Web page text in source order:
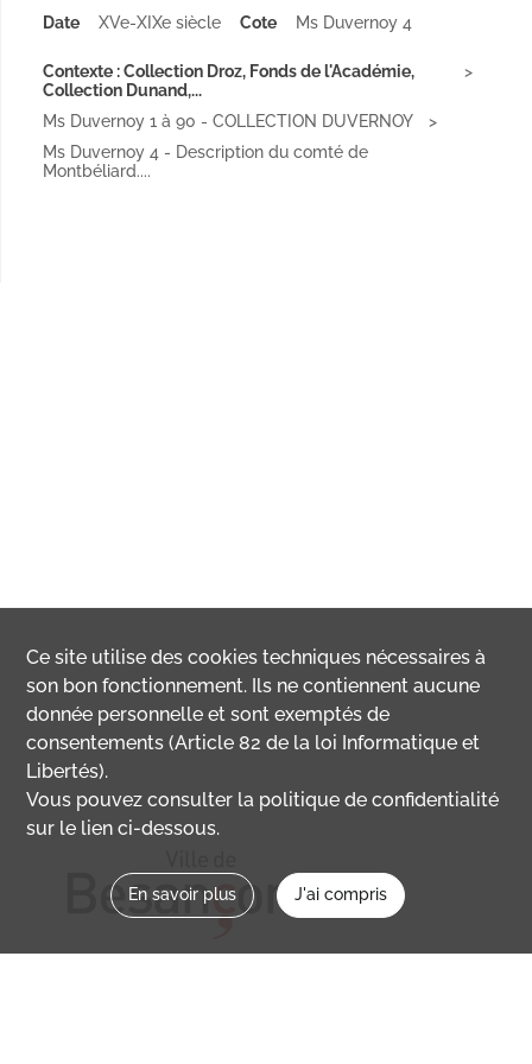
Date XVe-XIXe siècle Cote Ms Duvernoy 4
Contexte : Collection Droz, Fonds de l'Académie,
Collection Dunand,...
Ms Duvernoy 1 à 90 - COLLECTION DUVERNOY
Ms Duvernoy 4 - Description du comté de
Montbéliard....
Ce site utilise descookies techniques nécessaires à
son bon fonctionnement. Ils ne contiennent aucune
donnée personnelle et sont exemptés de
consentements (Article 82 de la loi Informatique et
Libertés).
Vous pouvez consulter la politique de confidentialité
sur le lien ci-dessous.
En savoir plus J'ai compris